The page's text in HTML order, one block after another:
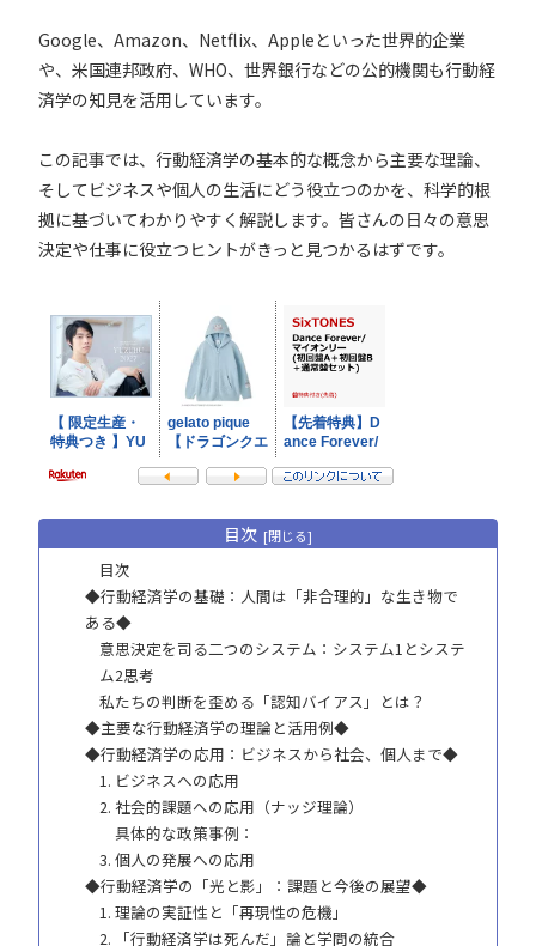
Google、Amazon、Netflix、Appleといった世界的企業
や、米国連邦政府、WHO、世界銀行などの公的機関も行動経
済学の知見を活用しています。
この記事では、行動経済学の基本的な概念から主要な理論、
そしてビジネスや個人の生活にどう役立つのかを、科学的根
拠に基づいてわかりやすく解説します。皆さんの日々の意思
決定や仕事に役立つヒントがきっと見つかるはずです。
目次
目次
◆行動経済学の基礎：人間は「非合理的」な生き物で
ある◆
意思決定を司る二つのシステム：システム1とシステ
ム2思考
私たちの判断を歪める「認知バイアス」とは？
◆主要な行動経済学の理論と活用例◆
◆行動経済学の応用：ビジネスから社会、個人まで◆
1. ビジネスへの応用
2. 社会的課題への応用（ナッジ理論）
具体的な政策事例：
3. 個人の発展への応用
◆行動経済学の「光と影」：課題と今後の展望◆
1. 理論の実証性と「再現性の危機」
2. 「行動経済学は死んだ」論と学問の統合